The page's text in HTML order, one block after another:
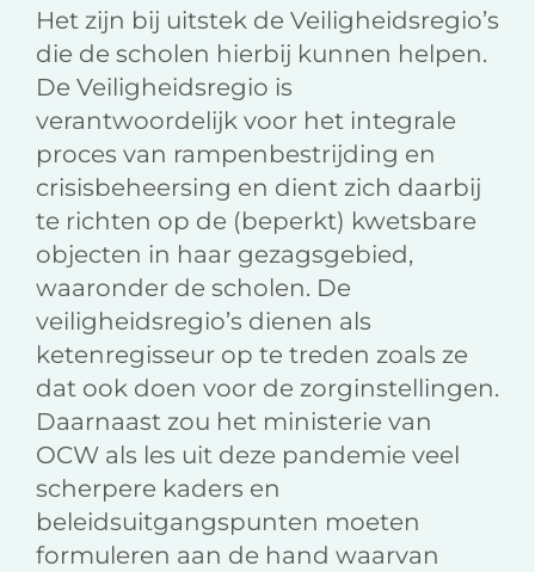
Het zijn bij uitstek de Veiligheidsregio’s
die de scholen hierbij kunnen helpen.
De Veiligheidsregio is
verantwoordelijk voor het integrale
proces van rampenbestrijding en
crisisbeheersing en dient zich daarbij
te richten op de (beperkt) kwetsbare
objecten in haar gezagsgebied,
waaronder de scholen. De
veiligheidsregio’s dienen als
ketenregisseur op te treden zoals ze
dat ook doen voor de zorginstellingen.
Daarnaast zou het ministerie van
OCW als les uit deze pandemie veel
scherpere kaders en
beleidsuitgangspunten moeten
formuleren aan de hand waarvan